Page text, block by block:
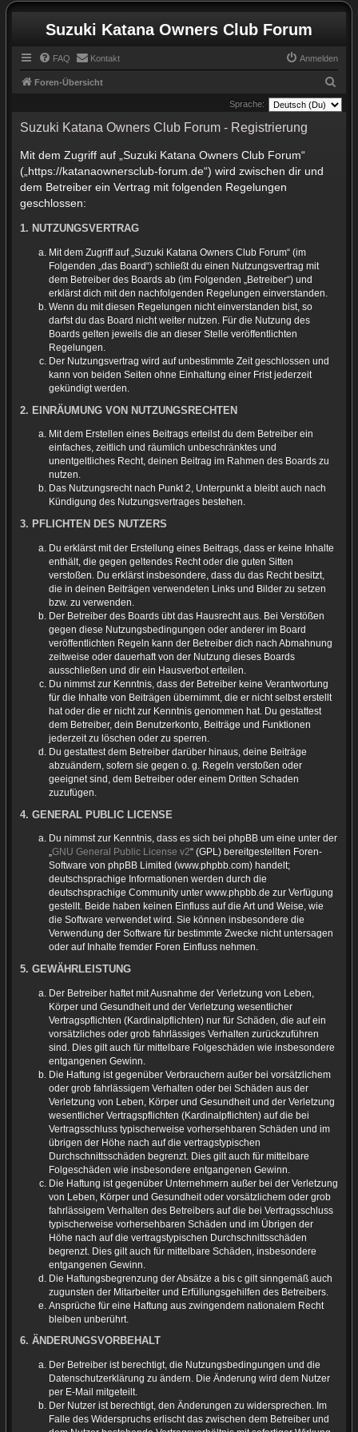
Suzuki Katana Owners Club Forum
FAQ Kontakt Anmelden
Foren-Übersicht
u
Sprache:
Suzuki Katana Owners Club Forum - Registrierung
Mit dem Zugriff auf „Suzuki Katana Owners Club Forum“
(„https://katanaownersclub-forum.de“) wird zwischen dir und
dem Betreiber ein Vertrag mit folgenden Regelungen
geschlossen:
1. NUTZUNGSVERTRAG
Mit dem Zugriff auf „Suzuki Katana Owners Club Forum“ (im
Folgenden „das Board“) schließt du einen Nutzungsvertrag mit
dem Betreiber des Boards ab (im Folgenden „Betreiber“) und
erklärst dich mit den nachfolgenden Regelungen einverstanden.
Wenn du mit diesen Regelungen nicht einverstanden bist, so
darfst du das Board nicht weiter nutzen. Für die Nutzung des
Boards gelten jeweils die an dieser Stelle veröffentlichten
Regelungen.
Der Nutzungsvertrag wird auf unbestimmte Zeit geschlossen und
kann von beiden Seiten ohne Einhaltung einer Frist jederzeit
gekündigt werden.
2. EINRÄUMUNG VON NUTZUNGSRECHTEN
Mit dem Erstellen eines Beitrags erteilst du dem Betreiber ein
einfaches, zeitlich und räumlich unbeschränktes und
unentgeltliches Recht, deinen Beitrag im Rahmen des Boards zu
nutzen.
Das Nutzungsrecht nach Punkt 2, Unterpunkt a bleibt auch nach
Kündigung des Nutzungsvertrages bestehen.
3. PFLICHTEN DES NUTZERS
Du erklärst mit der Erstellung eines Beitrags, dass er keine Inhalte
enthält, die gegen geltendes Recht oder die guten Sitten
verstoßen. Du erklärst insbesondere, dass du das Recht besitzt,
die in deinen Beiträgen verwendeten Links und Bilder zu setzen
bzw. zu verwenden.
Der Betreiber des Boards übt das Hausrecht aus. Bei Verstößen
gegen diese Nutzungsbedingungen oder anderer im Board
veröffentlichten Regeln kann der Betreiber dich nach Abmahnung
zeitweise oder dauerhaft von der Nutzung dieses Boards
ausschließen und dir ein Hausverbot erteilen.
Du nimmst zur Kenntnis, dass der Betreiber keine Verantwortung
für die Inhalte von Beiträgen übernimmt, die er nicht selbst erstellt
hat oder die er nicht zur Kenntnis genommen hat. Du gestattest
dem Betreiber, dein Benutzerkonto, Beiträge und Funktionen
jederzeit zu löschen oder zu sperren.
Du gestattest dem Betreiber darüber hinaus, deine Beiträge
abzuändern, sofern sie gegen o. g. Regeln verstoßen oder
geeignet sind, dem Betreiber oder einem Dritten Schaden
zuzufügen.
4. GENERAL PUBLIC LICENSE
Du nimmst zur Kenntnis, dass es sich bei phpBB um eine unter der
„GNU General Public License v2“ (GPL) bereitgestellten Foren-
Software von phpBB Limited (www.phpbb.com) handelt;
deutschsprachige Informationen werden durch die
deutschsprachige Community unter www.phpbb.de zur Verfügung
gestellt. Beide haben keinen Einfluss auf die Art und Weise, wie
die Software verwendet wird. Sie können insbesondere die
Verwendung der Software für bestimmte Zwecke nicht untersagen
oder auf Inhalte fremder Foren Einfluss nehmen.
5. GEWÄHRLEISTUNG
Der Betreiber haftet mit Ausnahme der Verletzung von Leben,
Körper und Gesundheit und der Verletzung wesentlicher
Vertragspflichten (Kardinalpflichten) nur für Schäden, die auf ein
vorsätzliches oder grob fahrlässiges Verhalten zurückzuführen
sind. Dies gilt auch für mittelbare Folgeschäden wie insbesondere
entgangenen Gewinn.
Die Haftung ist gegenüber Verbrauchern außer bei vorsätzlichem
oder grob fahrlässigem Verhalten oder bei Schäden aus der
Verletzung von Leben, Körper und Gesundheit und der Verletzung
wesentlicher Vertragspflichten (Kardinalpflichten) auf die bei
Vertragsschluss typischerweise vorhersehbaren Schäden und im
übrigen der Höhe nach auf die vertragstypischen
Durchschnittsschäden begrenzt. Dies gilt auch für mittelbare
Folgeschäden wie insbesondere entgangenen Gewinn.
Die Haftung ist gegenüber Unternehmern außer bei der Verletzung
von Leben, Körper und Gesundheit oder vorsätzlichem oder grob
fahrlässigem Verhalten des Betreibers auf die bei Vertragsschluss
typischerweise vorhersehbaren Schäden und im Übrigen der
Höhe nach auf die vertragstypischen Durchschnittsschäden
begrenzt. Dies gilt auch für mittelbare Schäden, insbesondere
entgangenen Gewinn.
Die Haftungsbegrenzung der Absätze a bis c gilt sinngemäß auch
zugunsten der Mitarbeiter und Erfüllungsgehilfen des Betreibers.
Ansprüche für eine Haftung aus zwingendem nationalem Recht
bleiben unberührt.
6. ÄNDERUNGSVORBEHALT
Der Betreiber ist berechtigt, die Nutzungsbedingungen und die
Datenschutzerklärung zu ändern. Die Änderung wird dem Nutzer
per E-Mail mitgeteilt.
Der Nutzer ist berechtigt, den Änderungen zu widersprechen. Im
Falle des Widerspruchs erlischt das zwischen dem Betreiber und